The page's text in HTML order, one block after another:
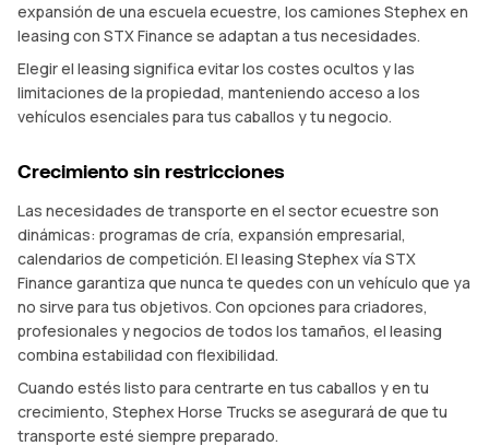
expansión de una escuela ecuestre, los camiones Stephex en
leasing con STX Finance se adaptan a tus necesidades.
Elegir el leasing significa evitar los costes ocultos y las
limitaciones de la propiedad, manteniendo acceso a los
vehículos esenciales para tus caballos y tu negocio.
Crecimiento sin restricciones
Las necesidades de transporte en el sector ecuestre son
dinámicas: programas de cría, expansión empresarial,
calendarios de competición. El leasing Stephex vía STX
Finance garantiza que nunca te quedes con un vehículo que ya
no sirve para tus objetivos. Con opciones para criadores,
profesionales y negocios de todos los tamaños, el leasing
combina estabilidad con flexibilidad.
Cuando estés listo para centrarte en tus caballos y en tu
crecimiento, Stephex Horse Trucks se asegurará de que tu
transporte esté siempre preparado.